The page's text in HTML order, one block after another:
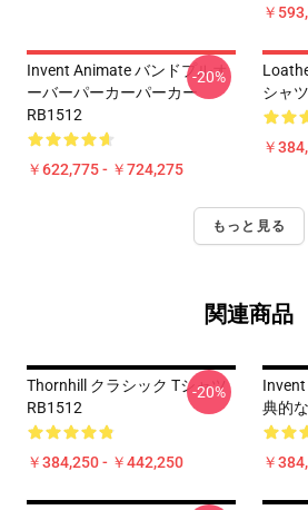
￥
Invent Animate バンドプルオ
ーバーパーカーパーカー
RB1512
￥622,775 - ￥724,275
-20%
シャ
￥
もっと見る
関連商品
Thornhill クラシック Tシャツ
RB1512
￥384,250 - ￥442,250
-20%
典的
￥